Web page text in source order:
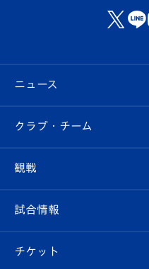
ニュース
すべて
クラブ
試合情報
クラブ・チーム
クラブ概要
観戦
観戦ルール
試合情報
試合日程/結果
チケット